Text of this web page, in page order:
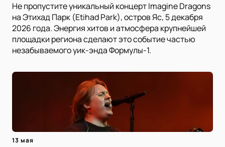
Не пропустите уникальный концерт Imagine Dragons
на Этихад Парк (Etihad Park), остров Яс, 5 декабря
2026 года. Энергия хитов и атмосфера крупнейшей
площадки региона сделают это событие частью
незабываемого уик-энда Формулы-1.
13 мая